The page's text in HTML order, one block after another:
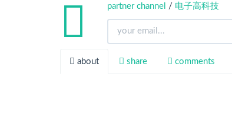
partner channel / 电子高科技
about share comments